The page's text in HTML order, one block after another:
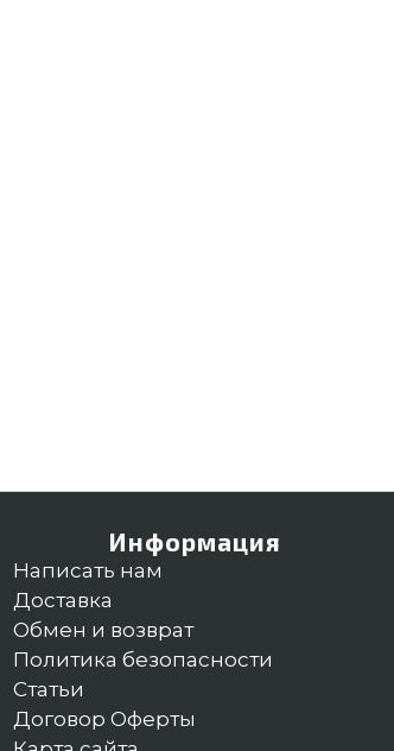
Информация
Написать нам
Доставка
Обмен и возврат
Политика безопасности
Статьи
Договор Оферты